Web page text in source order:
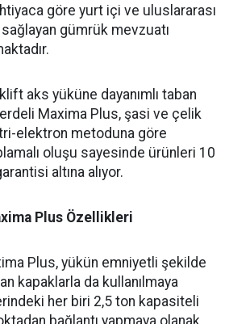
göre yurt içi ve uluslararası
sağlayan gümrük mevzuatı
aks yüküne dayanımlı taban
Maxima Plus, şasi ve çelik
tri-elektron metoduna göre
oluşu sayesinde ürünleri 10
altına alıyor.
Plus Özellikleri
Plus, yükün emniyetli şekilde
kapaklarla da kullanılmaya
her biri 2,5 ton kapasiteli
bağlantı yapmaya olanak